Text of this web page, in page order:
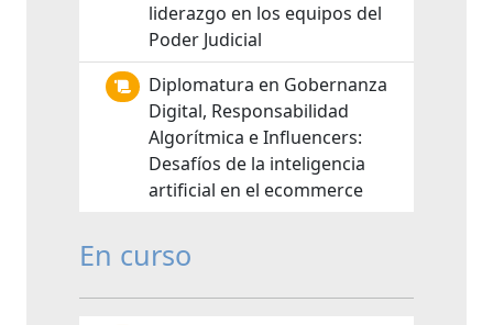
liderazgo en los equipos del
Poder Judicial
Diplomatura en Gobernanza
Digital, Responsabilidad
Algorítmica e Influencers:
Desafíos de la inteligencia
artificial en el ecommerce
En curso